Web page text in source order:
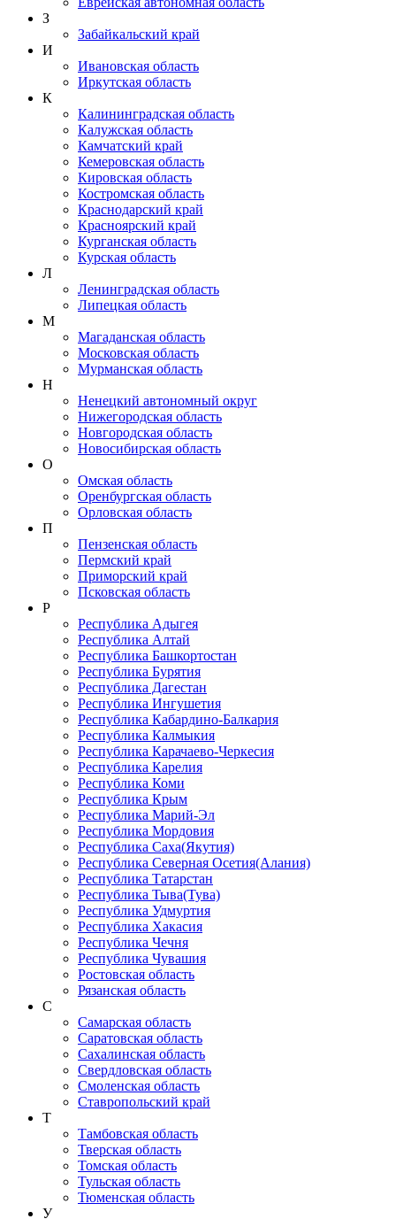
З
Забайкальский край
И
Ивановская область
Иркутская область
К
Калининградская область
Калужская область
Камчатский край
Кемеровская область
Кировская область
Костромская область
Краснодарский край
Красноярский край
Курганская область
Курская область
Л
Ленинградская область
Липецкая область
М
Магаданская область
Московская область
Мурманская область
Н
Ненецкий автономный округ
Нижегородская область
Новгородская область
Новосибирская область
О
Омская область
Оренбургская область
Орловская область
П
Пензенская область
Пермский край
Приморский край
Псковская область
Р
Республика Адыгея
Республика Алтай
Республика Башкортостан
Республика Бурятия
Республика Дагестан
Республика Ингушетия
Республика Кабардино-Балкария
Республика Калмыкия
Республика Карачаево-Черкеcия
Республика Карелия
Республика Коми
Республика Крым
Республика Марий-Эл
Республика Мордовия
Республика Саха(Якутия)
Республика Северная Осетия(Алания)
Республика Татарстан
Республика Тыва(Тува)
Республика Удмуртия
Республика Хакасия
Республика Чечня
Республика Чувашия
Ростовская область
Рязанская область
С
Самарская область
Саратовская область
Сахалинская область
Свердловская область
Смоленская область
Ставропольский край
Т
Тамбовская область
Тверская область
Томская область
Тульская область
Тюменская область
У